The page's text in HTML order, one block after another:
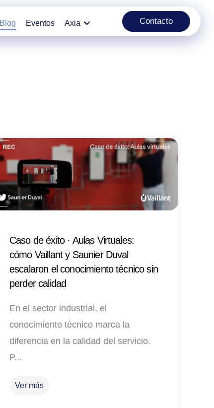
Blog Eventos Axia Contacto
Caso de éxito · Aulas Virtuales:
cómo Vaillant y Saunier Duval
escalaron el conocimiento técnico sin
perder calidad
En el sector industrial, el
conocimiento técnico marca la
diferencia en la calidad del servicio.
P...
Ver más